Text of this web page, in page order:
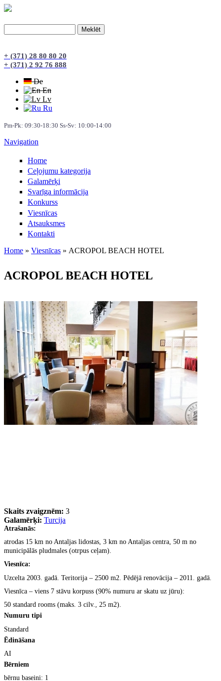
+ (371) 28 80 80 20
+ (371) 2 92 76 888
De
En
Lv
Ru
Pm-Pk: 09:30-18:30 Ss-Sv: 10:00-14:00
Navigation
Home
Сeļojumu kategorija
Galamērķi
Svarīga informācija
Konkurss
Viesnīcas
Atsauksmes
Kontakti
Home » Viesnīcas » ACROPOL BEACH HOTEL
ACROPOL BEACH HOTEL
Skaits zvaigznēm: 3
Galamērķi: Turcija
Atrašanās:
atrodas 15 km no Antaljas lidostas, 3 km no Antaljas centra, 50 m no
municipālās pludmales (otrpus ceļam).
Viesnīca:
Uzcelta 2003. gadā. Teritorija – 2500 m2. Pēdējā renovācija – 2011. gadā.
Viesnīca – viens 7 stāvu korpuss (90% numuru ar skatu uz jūru):
50 standard rooms (maks. 3 cilv., 25 m2).
Numuru tipi
Standard
Ēdināšana
AI
Bērniem
bērnu baseini: 1